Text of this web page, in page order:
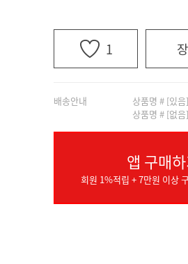
1
배송안내
상품명 # [있
상품명 # [없
앱 구매
회원 1%적립 + 7만원 이상